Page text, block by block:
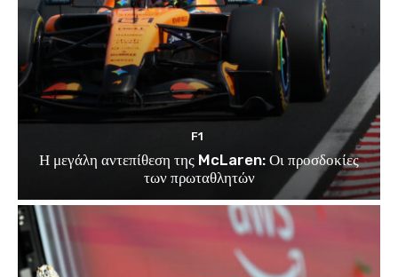
F1
Η μεγάλη αντεπίθεση της McLaren: Οι προσδοκίες
των πρωταθλητών